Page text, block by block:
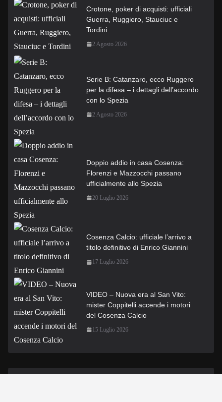
Crotone, poker di acquisti: ufficiali
Guerra, Ruggiero, Stauciuc e
Tordini
2 Agosto 2026
Serie B: Catanzaro, ecco Ruggero
per la difesa – i dettagli dell’accordo
con lo Spezia
2 Agosto 2026
Doppio addio in casa Cosenza:
Florenzi e Mazzocchi passano
ufficialmente allo Spezia
20 Luglio 2026
Cosenza Calcio: ufficiale l’arrivo a
titolo definitivo di Enrico Giannini
17 Luglio 2026
VIDEO – Nuova era al San Vito:
mister Coppitelli accende i motori
del Cosenza Calcio
15 Luglio 2026